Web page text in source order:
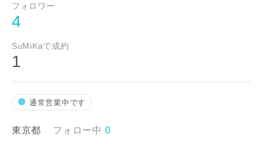
フォロワー
4
SuMiKaで成約
1
通常営業中です
東京都 フォロー中 0
都道府県